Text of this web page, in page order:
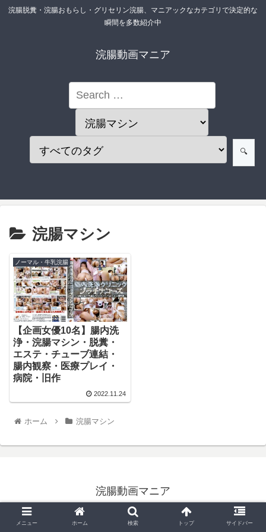
浣腸脱糞・浣腸おもらし・グリセリン浣腸、マニアックなカテゴリで決定的な
瞬間を多数紹介中
浣腸動画マニア
浣腸マシン
ノーマル・牛乳浣腸
【企画女優10名】腸内洗
浄・浣腸マシン・脱糞・
エステ・チューブ連結・
腸内観察・医療プレイ・
病院・旧作
2022.11.24
ホーム 浣腸マシン
浣腸動画マニア
© 2022 浣腸動画マニア.
メニュー ホーム 検索 トップ サイドバー